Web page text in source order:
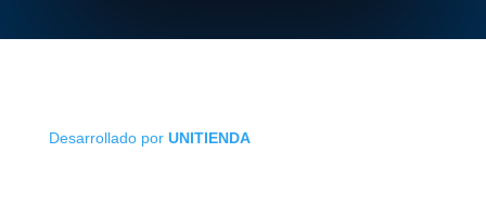
Desarrollado por UNITIENDA